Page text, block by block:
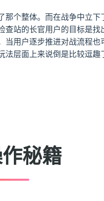
个整体。而在战争中立
站的长官用户的目标是
用户逐步推进对战流程
层面上来说倒是比较逗趣
秘籍